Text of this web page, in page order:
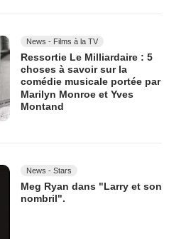
News - Films à la TV
Ressortie Le Milliardaire : 5
choses à savoir sur la
comédie musicale portée par
Marilyn Monroe et Yves
Montand
News - Stars
Meg Ryan dans "Larry et son
nombril".